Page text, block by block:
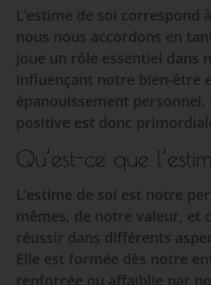
L’estime de soi correspond
nous nous accordons en
joue un rôle essentiel dans
influençant notre bien-être
épanouissement personnel.
positive est donc
Qu’est-ce que
L’estime de soi est notre
mêmes, de notre valeur, et
réussir dans différents
Elle est formée dès notre
renforcée ou affaiblie par